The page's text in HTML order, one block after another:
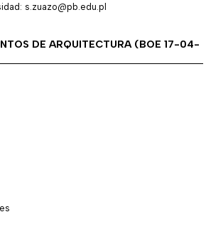
s.zuazo@pb.edu.pl
DE ARQUITECTURA (BOE 17-04-